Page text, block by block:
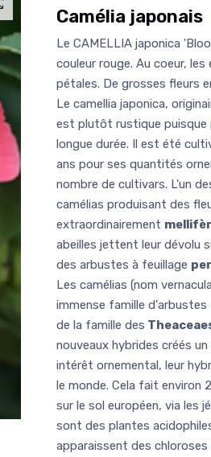
Camélia japonais
Le CAMELLIA japonica
couleur rouge. Au coeur,
pétales. De grosses fleurs
Le camellia japonica,
est plutôt rustique puisque
longue durée. Il est été
ans pour ses quantités
nombre de cultivars. L'un
camélias produisant des
extraordinairement
abeilles jettent leur dévolu
des arbustes à feuillage
Les camélias (nom
immense famille d'arbustes
de la famille des
nouveaux hybrides créés
intérêt ornemental, leur
le monde. Cela fait environ
sur le sol européen, via les
sont des plantes
apparaissent des